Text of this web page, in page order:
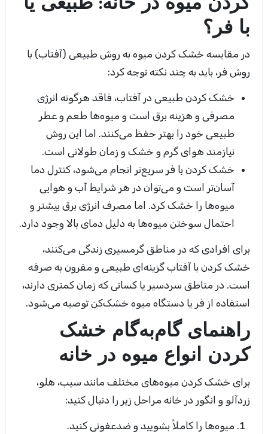
کردن میوه در خانه: طبیعی یا
با فر؟
در مقایسه خشک کردن میوه به روش طبیعی (آفتاب) با
روش فر، باید به چند نکته توجه کرد:
خشک کردن طبیعی در آفتاب، فاقد هرگونه انرژی
مصرفی و هزینه برق است و میوه‌ها طعم و عطر
طبیعی خود را بهتر حفظ می‌کنند. اما این روش
نیازمند هوای گرم و خشک و زمان طولانی است.
خشک کردن با فر سریع‌تر انجام می‌شود، کنترل دما
آسان‌تر است و می‌توان در هر شرایط آب و هوایی
میوه‌ها را خشک کرد. اما مصرف انرژی برق بیشتر و
احتمال سوختن میوه‌ها به دلیل دمای بالا وجود دارد.
برای افرادی که در مناطق گرمسیری زندگی می‌کنند،
خشک کردن با آفتاب گزینه‌ای طبیعی و مقرون به صرفه
است. در مناطق سردسیر یا کسانی که زمان کمتری دارند،
استفاده از فر یا دستگاه میوه خشک‌کن توصیه می‌شود.
راهنمای گام‌به‌گام خشک
کردن انواع میوه در خانه
برای خشک کردن میوه‌های مختلف مانند سیب، هلو،
زردآلو و انگور در خانه مراحل زیر را دنبال کنید:
میوه‌ها را کاملاً بشویید و ضدعفونی کنید.